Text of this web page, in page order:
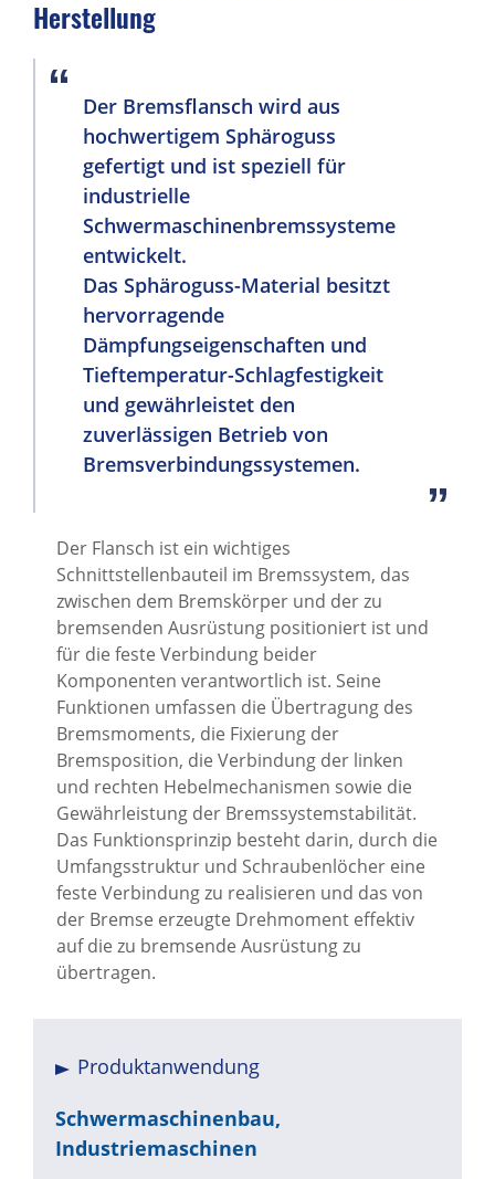
Herstellung
Der Bremsflansch wird aus
hochwertigem Sphäroguss
gefertigt und ist speziell für
industrielle
Schwermaschinenbremssysteme
entwickelt.
Das Sphäroguss-Material besitzt
hervorragende
Dämpfungseigenschaften und
Tieftemperatur-Schlagfestigkeit
und gewährleistet den
zuverlässigen Betrieb von
Bremsverbindungssystemen.
Der Flansch ist ein wichtiges
Schnittstellenbauteil im Bremssystem, das
zwischen dem Bremskörper und der zu
bremsenden Ausrüstung positioniert ist und
für die feste Verbindung beider
Komponenten verantwortlich ist. Seine
Funktionen umfassen die Übertragung des
Bremsmoments, die Fixierung der
Bremsposition, die Verbindung der linken
und rechten Hebelmechanismen sowie die
Gewährleistung der Bremssystemstabilität.
Das Funktionsprinzip besteht darin, durch die
Umfangsstruktur und Schraubenlöcher eine
feste Verbindung zu realisieren und das von
der Bremse erzeugte Drehmoment effektiv
auf die zu bremsende Ausrüstung zu
übertragen.
Produktanwendung
Schwermaschinenbau,
Industriemaschinen
Stützlager
Abgaskrümmer aus Aluminiumlegierung
Mehr sehen
Windenergie
Präzisionsgeräteteile
LÖSUNGSÜBERSICHT
BEARBEITUNGSLEISTUNGEN
FÄHIGKEITEN
ÜBER UNS
KONTAKT